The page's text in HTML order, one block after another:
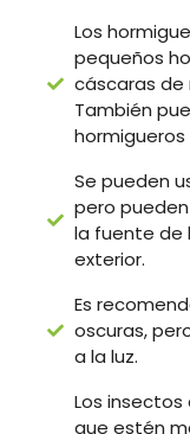
Los
pequeños
cáscaras de
También
hormigueros
Se pueden
pero
la fuente de
exterior.
Es
oscuras,
a la luz.
Los
que estén